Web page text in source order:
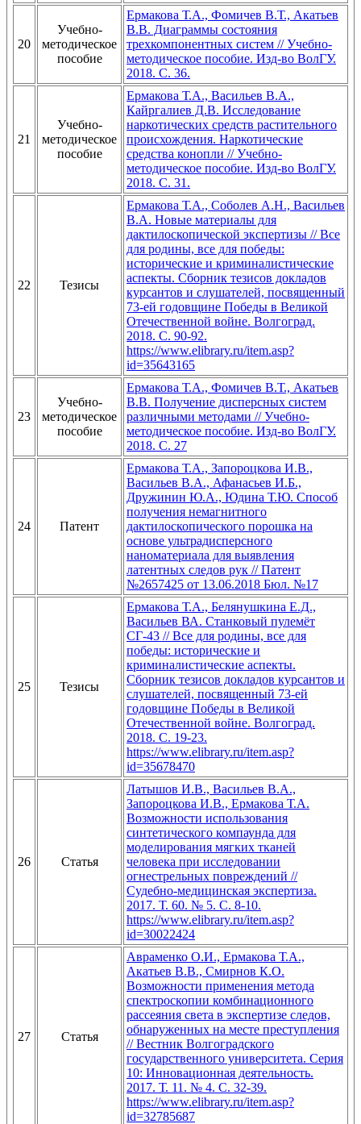
20
Учебно-
методическое
пособие
Ермакова Т.А., Фомичев В.Т., Акатьев
В.В. Диаграммы состояния
трехкомпонентных систем // Учебно-
методическое пособие. Изд-во ВолГУ.
2018. С. 36.
21
Учебно-
методическое
пособие
Ермакова Т.А., Васильев В.А.,
Кайргалиев Д.В. Исследование
наркотических средств растительного
происхождения. Наркотические
средства конопли // Учебно-
методическое пособие. Изд-во ВолГУ.
2018. С. 31.
22 Тезисы
Ермакова Т.А., Соболев А.Н., Васильев
В.А. Новые материалы для
дактилоскопической экспертизы // Все
для родины, все для победы:
исторические и криминалистические
аспекты. Сборник тезисов докладов
курсантов и слушателей, посвященный
73-ей годовщине Победы в Великой
Отечественной войне. Волгоград.
2018. С. 90-92.
https://www.elibrary.ru/item.asp?
id=35643165
23
Учебно-
методическое
пособие
Ермакова Т.А., Фомичев В.Т., Акатьев
В.В. Получение дисперсных систем
различными методами // Учебно-
методическое пособие. Изд-во ВолГУ.
2018. С. 27
24 Патент
Ермакова Т.А., Запороцкова И.В.,
Васильев В.А., Афанасьев И.Б.,
Дружинин Ю.А., Юдина Т.Ю. Способ
получения немагнитного
дактилоскопического порошка на
основе ультрадисперсного
наноматериала для выявления
латентных следов рук // Патент
№2657425 от 13.06.2018 Бюл. №17
25 Тезисы
Ермакова Т.А., Белянушкина Е.Д.,
Васильев ВА. Станковый пулемёт
СГ-43 // Все для родины, все для
победы: исторические и
криминалистические аспекты.
Сборник тезисов докладов курсантов и
слушателей, посвященный 73-ей
годовщине Победы в Великой
Отечественной войне. Волгоград.
2018. С. 19-23.
https://www.elibrary.ru/item.asp?
id=35678470
26 Статья
Латышов И.В., Васильев В.А.,
Запороцкова И.В., Ермакова Т.А.
Возможности использования
синтетического компаунда для
моделирования мягких тканей
человека при исследовании
огнестрельных повреждений //
Судебно-медицинская экспертиза.
2017. Т. 60. № 5. С. 8-10.
https://www.elibrary.ru/item.asp?
id=30022424
27 Статья
Авраменко О.И., Ермакова Т.А.,
Акатьев В.В., Смирнов К.О.
Возможности применения метода
спектроскопии комбинационного
рассеяния света в экспертизе следов,
обнаруженных на месте преступления
// Вестник Волгоградского
государственного университета. Серия
10: Инновационная деятельность.
2017. Т. 11. № 4. С. 32-39.
https://www.elibrary.ru/item.asp?
id=32785687